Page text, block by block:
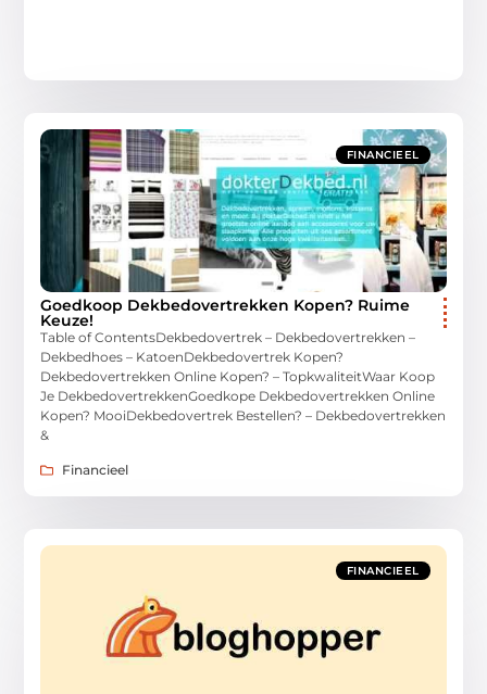
FINANCIEEL
Goedkoop Dekbedovertrekken Kopen? Ruime
Keuze!
Table of ContentsDekbedovertrek – Dekbedovertrekken –
Dekbedhoes – KatoenDekbedovertrek Kopen?
Dekbedovertrekken Online Kopen? – TopkwaliteitWaar Koop
Je DekbedovertrekkenGoedkope Dekbedovertrekken Online
Kopen? MooiDekbedovertrek Bestellen? – Dekbedovertrekken
&
Financieel
FINANCIEEL